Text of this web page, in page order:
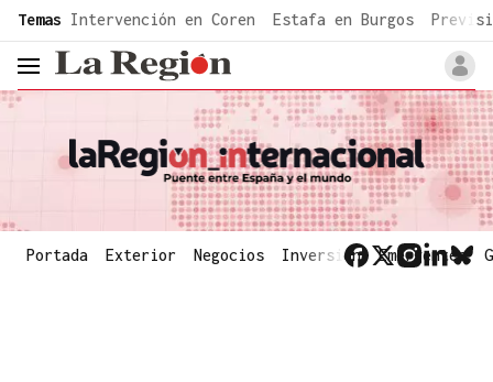
common.go-to-content
Temas Intervención en Coren Estafa en Burgos
header.menu.open
Portada Exterior Negocios Inversión Emergentes